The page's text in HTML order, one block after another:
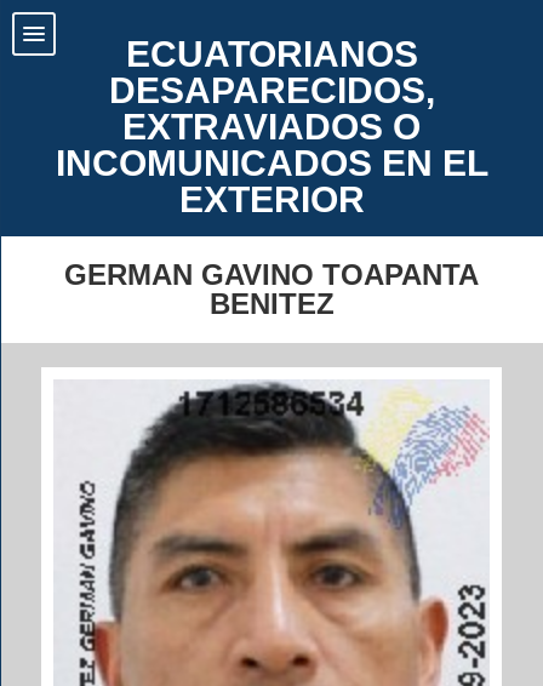
ECUATORIANOS
DESAPARECIDOS,
EXTRAVIADOS O
INCOMUNICADOS EN EL
EXTERIOR
GERMAN GAVINO TOAPANTA
BENITEZ